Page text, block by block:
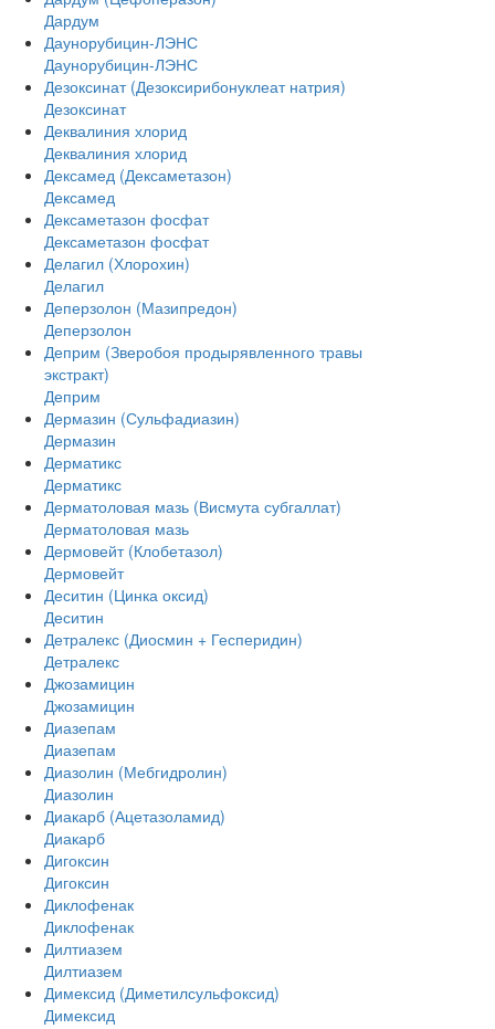
Дардум
Даунорубицин-ЛЭНС
Даунорубицин-ЛЭНС
Дезоксинат (Дезоксирибонуклеат натрия)
Дезоксинат
Деквалиния хлорид
Деквалиния хлорид
Дексамед (Дексаметазон)
Дексамед
Дексаметазон фосфат
Дексаметазон фосфат
Делагил (Хлорохин)
Делагил
Деперзолон (Мазипредон)
Деперзолон
Деприм (Зверобоя продырявленного травы
экстракт)
Деприм
Дермазин (Сульфадиазин)
Дермазин
Дерматикс
Дерматикс
Дерматоловая мазь (Висмута субгаллат)
Дерматоловая мазь
Дермовейт (Клобетазол)
Дермовейт
Деситин (Цинка оксид)
Деситин
Детралекс (Диосмин + Гесперидин)
Детралекс
Джозамицин
Джозамицин
Диазепам
Диазепам
Диазолин (Мебгидролин)
Диазолин
Диакарб (Ацетазоламид)
Диакарб
Дигоксин
Дигоксин
Диклофенак
Диклофенак
Дилтиазем
Дилтиазем
Димексид (Диметилсульфоксид)
Димексид